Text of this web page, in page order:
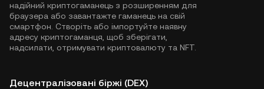
надійний криптогаманець з розширенням для
браузера або завантажте гаманець на свій
смартфон. Створіть або імпортуйте наявну
адресу криптогаманця, щоб зберігати,
надсилати, отримувати криптовалюту та NFT.
Децентралізовані біржі (DEX)